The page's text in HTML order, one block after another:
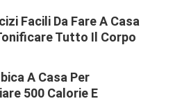
Facili Da Fare A Casa
Tutto Il Corpo
A Casa Per
500 Calorie E